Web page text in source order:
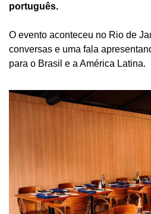
português.
O evento aconteceu no Rio de
conversas e uma fala
para o Brasil e a América Latina.